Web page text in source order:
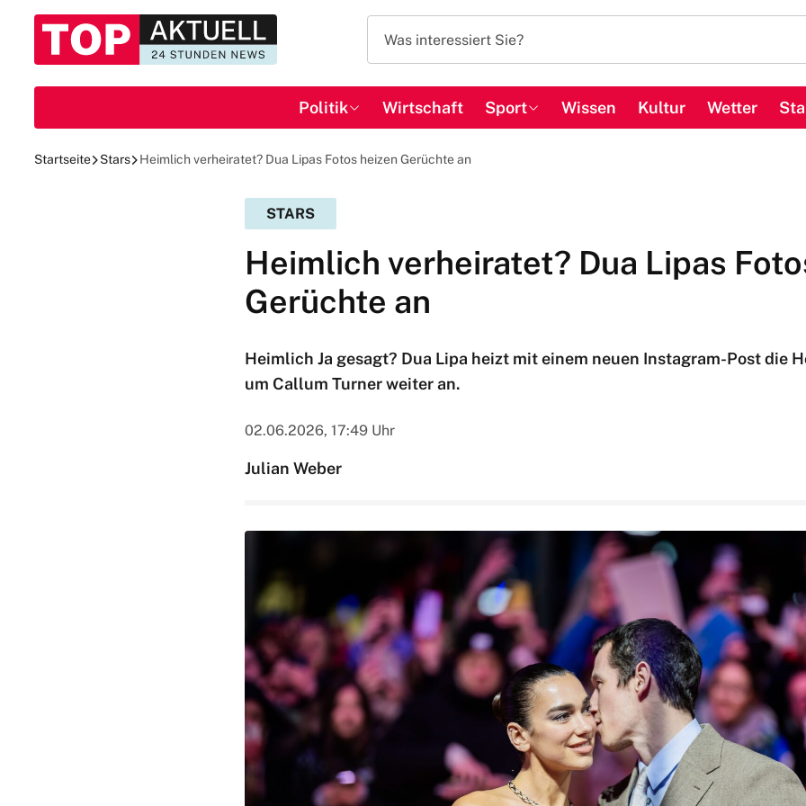
Politik Wirtschaft Sport Wissen Kultur Wetter
Startseite Stars Heimlich verheiratet? Dua Lipas Fotos heizen Gerüchte an
STARS
Heimlich verheiratet? Dua Lipas
Gerüchte an
Heimlich Ja gesagt? Dua Lipa heizt mit einem neuen Instagram-Post die
um Callum Turner weiter an.
02.06.2026, 17:49 Uhr
Julian Weber